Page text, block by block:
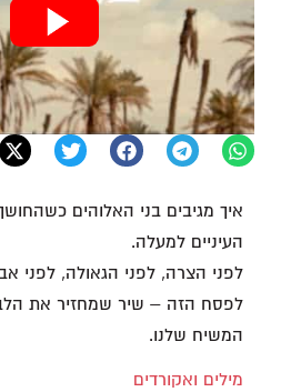
איך מגיבים בני האלוהים
העיניים למעלה.
לפני הצרה, לפני הגאולה, לפני
לפסח הזה – שיר שמחזיר את
המשיח שלנו.
מילים ואקורדים